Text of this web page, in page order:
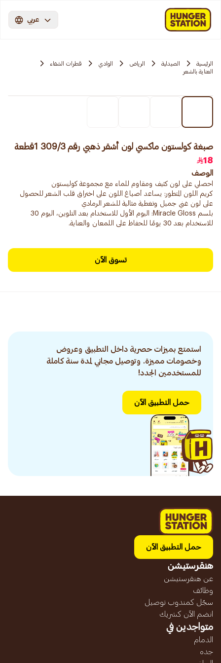
عربي
الرئيسية الصيدلية الرياض الوادي
قطرات الشفاء
العناية بالشعر
صبغة كولستون ماكسي لون أشقر ذهبي رقم 309/3 1قطعة
18
الوصف
كريم اللون المتطور: يساعد أصباغ اللون على اختراق قلب الشعر للحصول
بلسم Miracle Gloss: اليوم الأول للاستخدام بعد التلوين، اليوم 30
للاستخدام بعد 30 يومًا للحفاظ على اللمعان والعناية.
تسوق الآن
استمتع بميزات حصرية داخل التطبيق وعروض
وخصومات مميزة. وتوصيل مجاني لمدة سنة كاملة
للمستخدمين الجدد!
حمل التطبيق الآن
حمل التطبيق الآن
هنقرستيشن
عن هنقرستيشن
وظائف
سجّل كمندوب توصيل
انضم الآن كشريك
متواجدين في
الدمام
جده